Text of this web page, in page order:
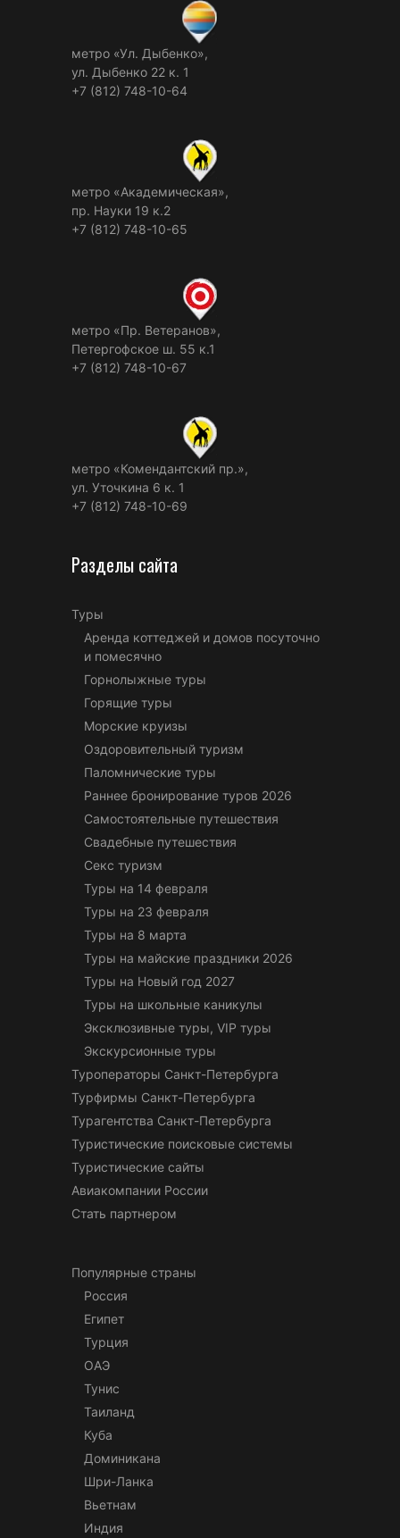
метро «Ул. Дыбенко»,
ул. Дыбенко 22 к. 1
+7 (812) 748-10-64
метро «Академическая»,
пр. Науки 19 к.2
+7 (812) 748-10-65
метро «Пр. Ветеранов»,
Петергофское ш. 55 к.1
+7 (812) 748-10-67
метро «Комендантский пр.»,
ул. Уточкина 6 к. 1
+7 (812) 748-10-69
Разделы сайта
Туры
Аренда коттеджей и домов посуточно
и помесячно
Горнолыжные туры
Горящие туры
Морские круизы
Оздоровительный туризм
Паломнические туры
Раннее бронирование туров 2026
Самостоятельные путешествия
Свадебные путешествия
Секс туризм
Туры на 14 февраля
Туры на 23 февраля
Туры на 8 марта
Туры на майские праздники 2026
Туры на Новый год 2027
Туры на школьные каникулы
Эксклюзивные туры, VIP туры
Экскурсионные туры
Туроператоры Санкт-Петербурга
Турфирмы Санкт-Петербурга
Турагентства Санкт-Петербурга
Туристические поисковые системы
Туристические сайты
Авиакомпании России
Стать партнером
Популярные страны
Россия
Египет
Турция
ОАЭ
Тунис
Таиланд
Куба
Доминикана
Шри-Ланка
Вьетнам
Индия